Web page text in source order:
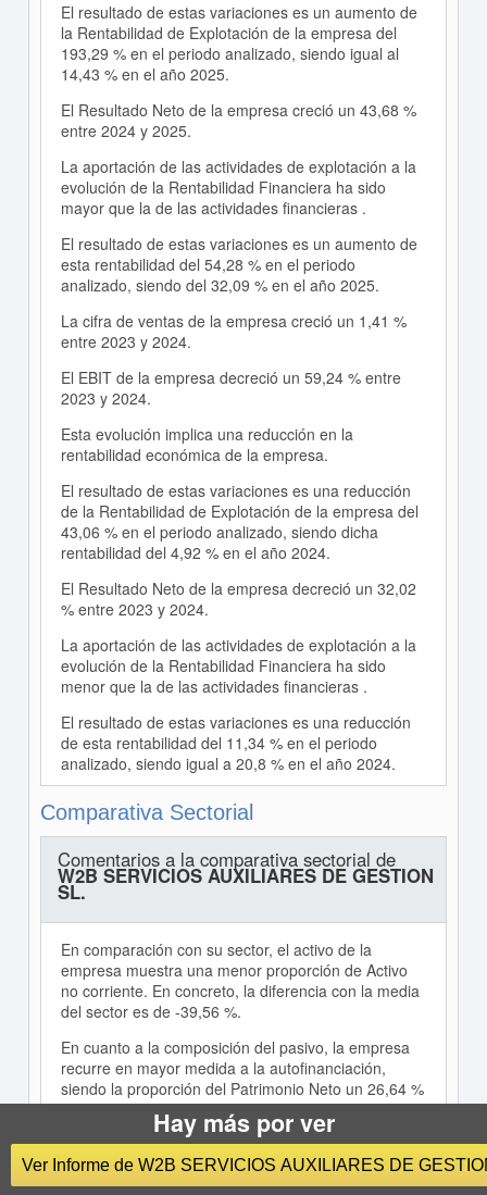
El resultado de estas variaciones es un aumento de
la Rentabilidad de Explotación de la empresa del
193,29 % en el periodo analizado, siendo igual al
14,43 % en el año 2025.
El Resultado Neto de la empresa creció un 43,68 %
entre 2024 y 2025.
La aportación de las actividades de explotación a la
evolución de la Rentabilidad Financiera ha sido
mayor que la de las actividades financieras .
El resultado de estas variaciones es un aumento de
esta rentabilidad del 54,28 % en el periodo
analizado, siendo del 32,09 % en el año 2025.
La cifra de ventas de la empresa creció un 1,41 %
entre 2023 y 2024.
El EBIT de la empresa decreció un 59,24 % entre
2023 y 2024.
Esta evolución implica una reducción en la
rentabilidad económica de la empresa.
El resultado de estas variaciones es una reducción
de la Rentabilidad de Explotación de la empresa del
43,06 % en el periodo analizado, siendo dicha
rentabilidad del 4,92 % en el año 2024.
El Resultado Neto de la empresa decreció un 32,02
% entre 2023 y 2024.
La aportación de las actividades de explotación a la
evolución de la Rentabilidad Financiera ha sido
menor que la de las actividades financieras .
El resultado de estas variaciones es una reducción
de esta rentabilidad del 11,34 % en el periodo
analizado, siendo igual a 20,8 % en el año 2024.
Comparativa Sectorial
Comentarios a la comparativa sectorial de
W2B SERVICIOS AUXILIARES DE GESTION
SL.
En comparación con su sector, el activo de la
empresa muestra una menor proporción de Activo
no corriente. En concreto, la diferencia con la media
del sector es de -39,56 %.
En cuanto a la composición del pasivo, la empresa
recurre en mayor medida a la autofinanciación,
siendo la proporción del Patrimonio Neto un 26,64 %
mayor. Consecuentemente, las fuentes de
financiación ajenas son menos utilizadas por la
compañía (un 26,64 % menos que el sector).
La proporción que suponen las ventas sobre los
Hay más por ver
Ver Informe de W2B SERVICIOS AUXILIARES DE